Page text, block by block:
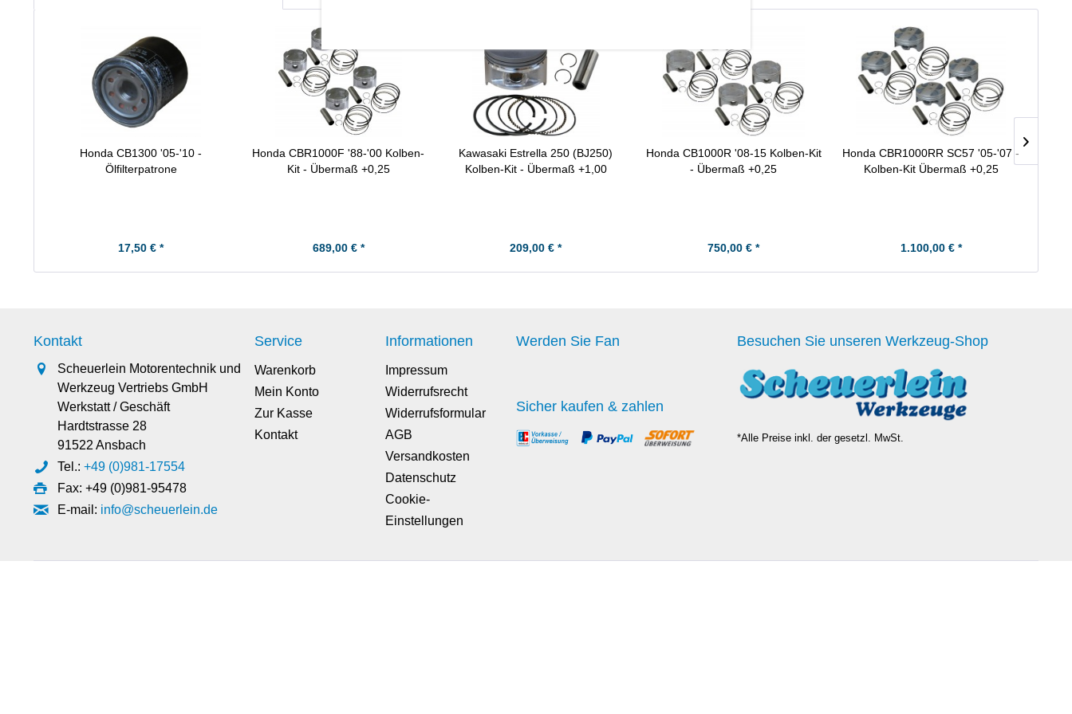
Honda CB1300 '05-'10 -
Ölfilterpatrone
17,50 € *
Honda CBR1000F '88-'00 Kolben-
Kit - Übermaß +0,25
689,00 € *
Kawasaki Estrella 250 (BJ250)
Kolben-Kit - Übermaß +1,00
209,00 € *
Honda CB1000R '08-15 Kolben-Kit
- Übermaß +0,25
750,00 € *
Honda CBR1000RR SC57 '05-'07 -
Kolben-Kit Übermaß +0,25
1.100,00 € *
Kontakt
Scheuerlein Motorentechnik und
Werkzeug Vertriebs GmbH
Werkstatt / Geschäft
Hardtstrasse 28
91522 Ansbach
Tel.: +49 (0)981-17554
Fax: +49 (0)981-95478
E-mail: info@scheuerlein.de
Service
Warenkorb
Mein Konto
Zur Kasse
Kontakt
Informationen
Impressum
Widerrufsrecht
Widerrufsformular
AGB
Versandkosten
Datenschutz
Cookie-
Einstellungen
Werden Sie Fan
Sicher kaufen & zahlen
Besuchen Sie unseren Werkzeug-Shop
*Alle Preise inkl. der gesetzl. MwSt.